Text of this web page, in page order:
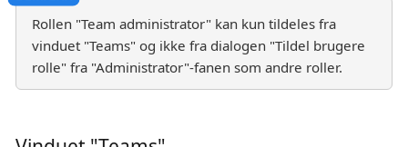
Rollen "Team administrator" kan kun tildeles fra
vinduet "Teams" og ikke fra dialogen "Tildel brugere
rolle" fra "Administrator"-fanen som andre roller.